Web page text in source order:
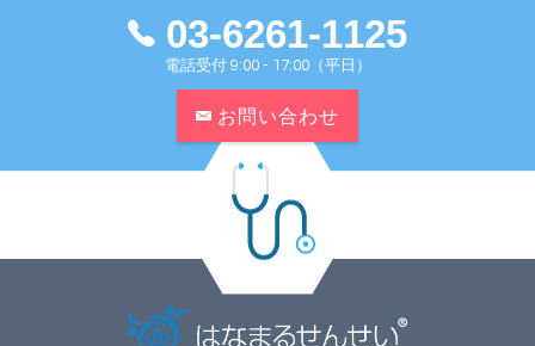
03-6261-1125
電話受付 9:00 - 17:00（平日）
お問い合わせ